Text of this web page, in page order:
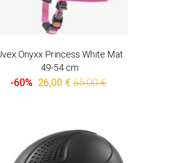
Onyxx Princess White Mat
49-54 cm
-60% 26,00 € 65,00 €